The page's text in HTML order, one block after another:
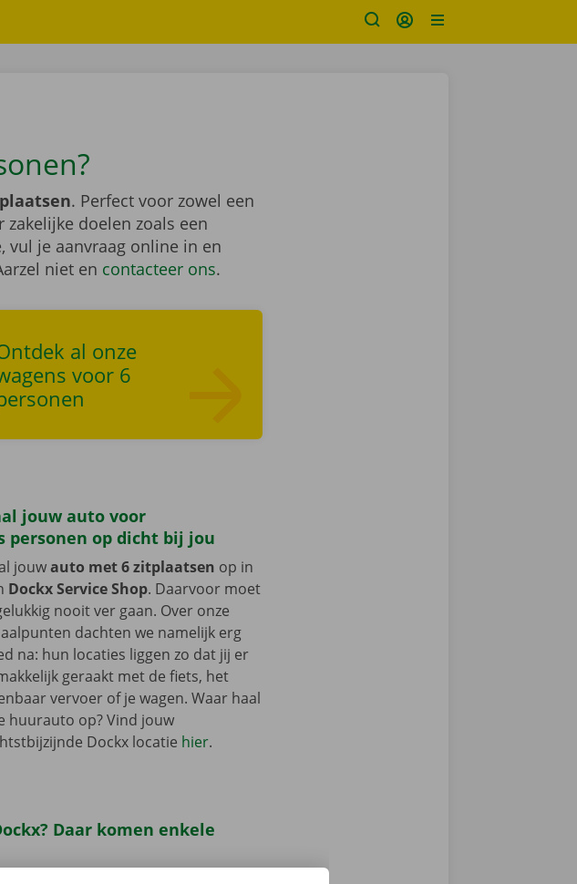
. Perfect voor zowel een
doelen zoals een
vul je aanvraag online in en
niet en contacteer ons.
al onze
voor 6
jouw auto voor
personen op dicht bij jou
jouwauto met 6 zitplaatsen op in
Dockx Service Shop. Daarvoor moet
nooit ver gaan. Over onze
dachten we namelijk erg
na: hun locaties liggen zo dat jij er
geraakt met de fiets, het
vervoer of je wagen. Waar haal
huurauto op? Vind jouw
Dockx locatie hier.
Daar komen enkele